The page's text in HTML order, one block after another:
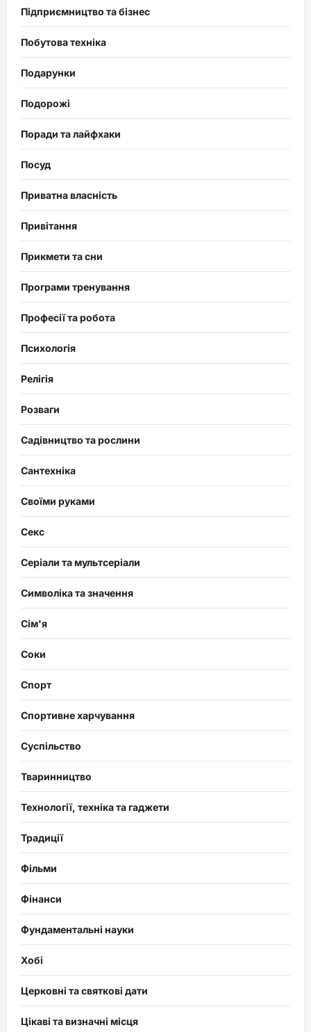
Підприємництво та бізнес
Побутова техніка
Подарунки
Подорожі
Поради та лайфхаки
Посуд
Приватна власність
Привітання
Прикмети та сни
Програми тренування
Професії та робота
Психологія
Релігія
Розваги
Садівництво та рослини
Сантехніка
Своїми руками
Секс
Серіали та мультсеріали
Символіка та значення
Сім'я
Соки
Спорт
Спортивне харчування
Суспільство
Тваринництво
Технології, техніка та гаджети
Традиції
Фільми
Фінанси
Фундаментальні науки
Хобі
Церковні та святкові дати
Цікаві та визначні місця